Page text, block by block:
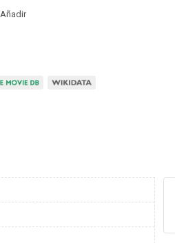
Añadir